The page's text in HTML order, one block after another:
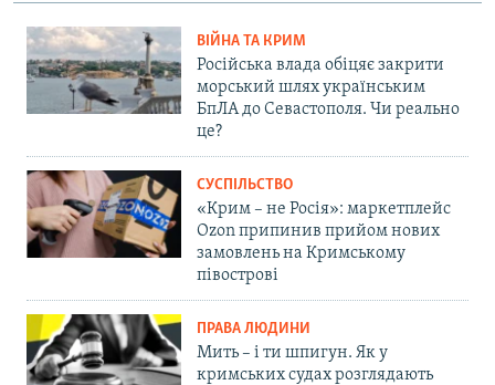
ВІЙНА ТА КРИМ
Російська влада обіцяє закрити
морський шлях українським
БпЛА до Севастополя. Чи реально
це?
СУСПІЛЬСТВО
«Крим – не Росія»: маркетплейс
Ozon припинив прийом нових
замовлень на Кримському
півострові
ПРАВА ЛЮДИНИ
Мить – і ти шпигун. Як у
кримських судах розглядають